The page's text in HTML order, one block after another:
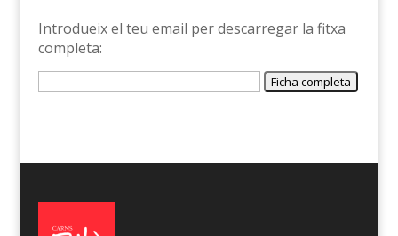
Introdueix el teu email per descarregar la fitxa
completa: